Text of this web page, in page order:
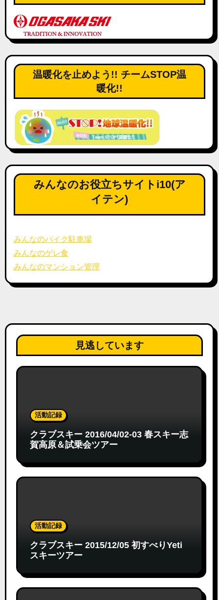
温暖化を止めよう!! チームSTOP温
暖化!!
みんなのお役立ちサイトi10(ア
イテン)
みんなのバイク駐車場
みんなのゲレ食
みんなのマンション管理
見逃しています
活動記録
クラブスキー 2016/04/02-03 春スキー志
賀高原＆試乗会ツアー
活動記録
クラブスキー 2015/12/05 初すべりYeti
スキーツアー